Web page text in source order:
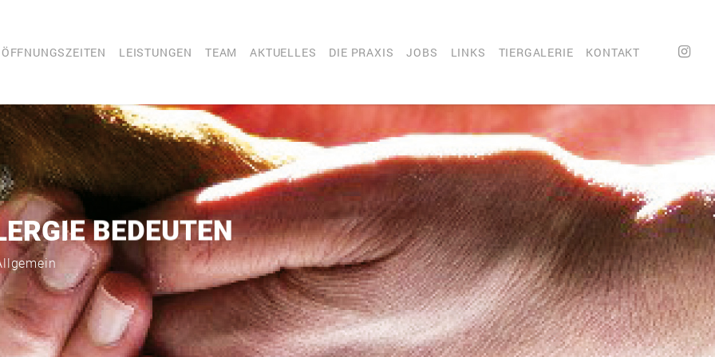
LEISTUNGEN TEAM AKTUELLES DIE PRAXIS JOBS LINKS TIERGALERIE KONTAKT
BEDEUTEN